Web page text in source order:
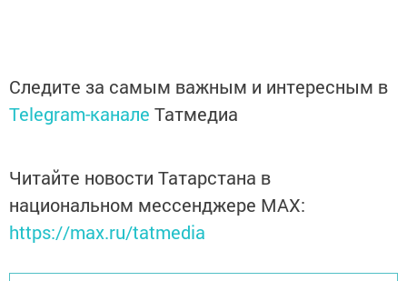
Следите за самым важным и интересным в
Telegram-канале Татмедиа
Читайте новости Татарстана в
национальном мессенджере MАХ:
https://max.ru/tatmedia